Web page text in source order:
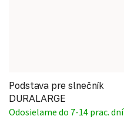
Podstava pre slnečník
DURALARGE
Odosielame do 7-14 prac. dní